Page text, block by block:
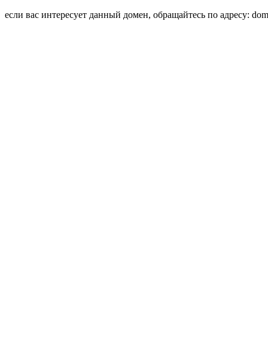
если вас интересует данный домен, обращайтесь по адресу: